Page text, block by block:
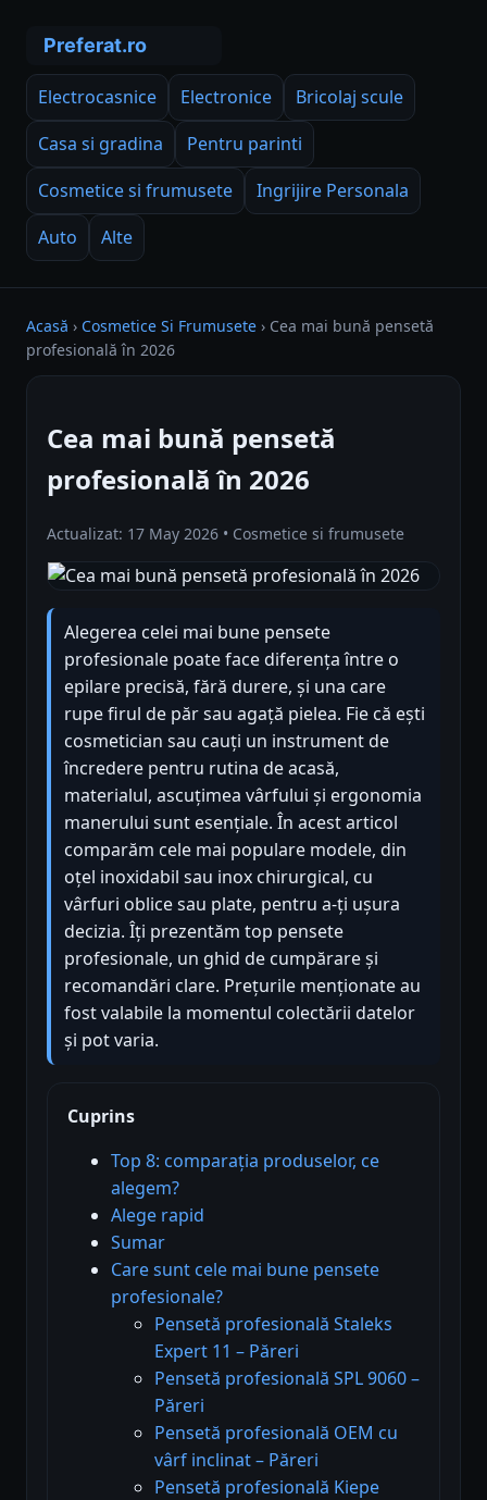
Electrocasnice Electronice
Bricolaj scule
Casa si gradina
Pentru parinti
Cosmetice si frumusete
Ingrijire Personala
Auto
Alte
Acasă › Cosmetice Si Frumusete › Cea mai bună pensetă
profesională în 2026
Cea mai bună pensetă
profesională în 2026
Actualizat: 17 May 2026 • Cosmetice si frumusete
Alegerea celei mai bune pensete
profesionale poate face diferența între o
epilare precisă, fără durere, și una care
rupe firul de păr sau agață pielea. Fie că ești
cosmetician sau cauți un instrument de
încredere pentru rutina de acasă,
materialul, ascuțimea vârfului și ergonomia
manerului sunt esențiale. În acest articol
comparăm cele mai populare modele, din
oțel inoxidabil sau inox chirurgical, cu
vârfuri oblice sau plate, pentru a-ți ușura
decizia. Îți prezentăm top pensete
profesionale, un ghid de cumpărare și
recomandări clare. Prețurile menționate au
fost valabile la momentul colectării datelor
și pot varia.
Cuprins
Top 8: comparația produselor, ce
alegem?
Alege rapid
Sumar
Care sunt cele mai bune pensete
profesionale?
Pensetă profesională Staleks
Expert 11 – Păreri
Pensetă profesională SPL 9060 –
Păreri
Pensetă profesională OEM cu
vârf inclinat – Păreri
Pensetă profesională Kiepe